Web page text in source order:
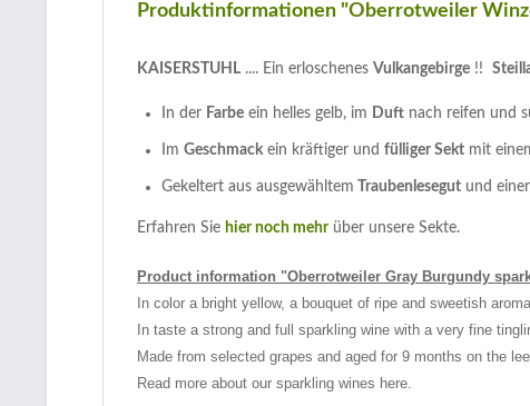
Produktinformationen "Oberrotweiler
KAISERSTUHL .... Ein erloschenes Vulkangebirge !!
In der Farbe ein helles gelb, im Duft nach reifen und
Im Geschmackein kräftiger und fülliger Sekt mit
Gekeltert aus ausgewähltem Traubenlesegut und
Erfahren Sie hier noch mehrüber unsere Sekte.
Product information "Oberrotweiler Gray Burgundy
In color a bright yellow, a bouquet of ripe and sweetish
In taste a strong and full sparkling wine with a very fine
Made from selected grapes and aged for 9 months on the
Read more about our sparkling wines here.